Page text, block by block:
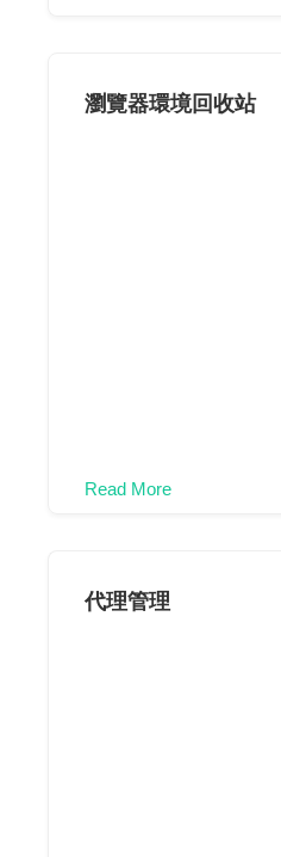
瀏覽器環境回收站
Read More
代理管理